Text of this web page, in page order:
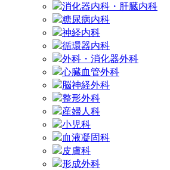
消化器内科・肝臓内科
糖尿病内科
神経内科
循環器内科
外科・消化器外科
心臓血管外科
脳神経外科
整形外科
産婦人科
小児科
血液凝固科
皮膚科
形成外科